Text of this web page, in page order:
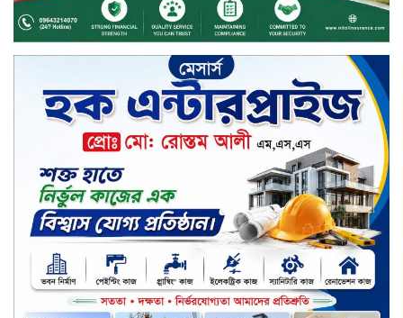
চুয়াডাঙ্গায় বিএআরআই’র কৃষি গবেষণা
কেন্দ্র, মেহেরপুর এর আঞ্চলিক রিভিউ
কর্মশালা/২০২৫-২৬ অনুষ্ঠিত
মুসলিম নিকাহ রেজিস্ট্রার কল্যাণ
পরিষদের সম্মেলন অনুষ্ঠিত
দীর্ঘস্থায়ী ৭,৫০০ এমএএইচ ব্যাটারি
এবং শক্তিশালী গরিলা গ্লাস ৭আই সুরক্ষা
নিয়ে শাওমি উন্মোচন করল নতুন রেডমি
১৭
খালেদা জিয়ার গাড়ীতে হামলাকারী
রুবেলের গোত্রীয় সন্ত্রাসীদের গ্রেফতারের
দাবি